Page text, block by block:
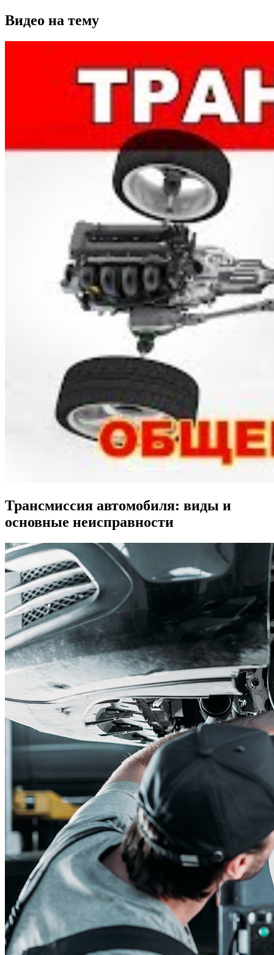
Видео на тему
Трансмиссия автомобиля: виды и
основные неисправности